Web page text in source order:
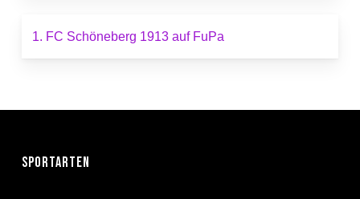
1. FC Schöneberg 1913 auf FuPa
Sportarten